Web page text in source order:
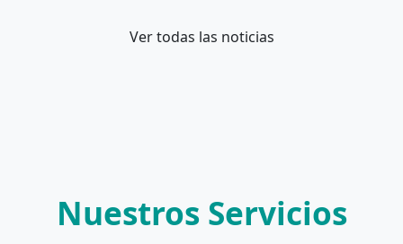
Ver todas las noticias
Nuestros Servicios